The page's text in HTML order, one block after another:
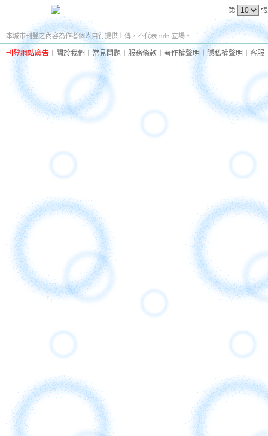
第
本城市刊登之內容為作者個人自行提供上傳，不代表 udn 立場。
刊登網站廣告 關於我們 ︱常見問題 服務條款 著作權聲明︱隱私權聲明 客服